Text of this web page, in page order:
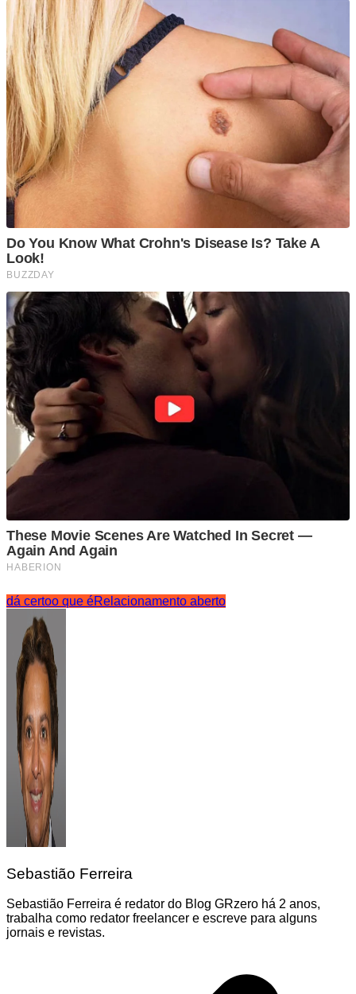
dá certoo que éRelacionamento aberto
Sebastião Ferreira
Sebastião Ferreira é redator do Blog GRzero há 2 anos,
trabalha como redator freelancer e escreve para alguns
jornais e revistas.